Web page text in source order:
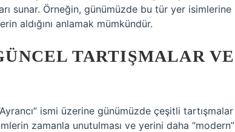
sunar. Örneğin, günümüzde bu tür yer isimlerine
aldığını anlamak mümkündür.
TARTIŞMALAR VE
ismi üzerine günümüzde çeşitli tartışmalar
zamanla unutulması ve yerini daha “modern”